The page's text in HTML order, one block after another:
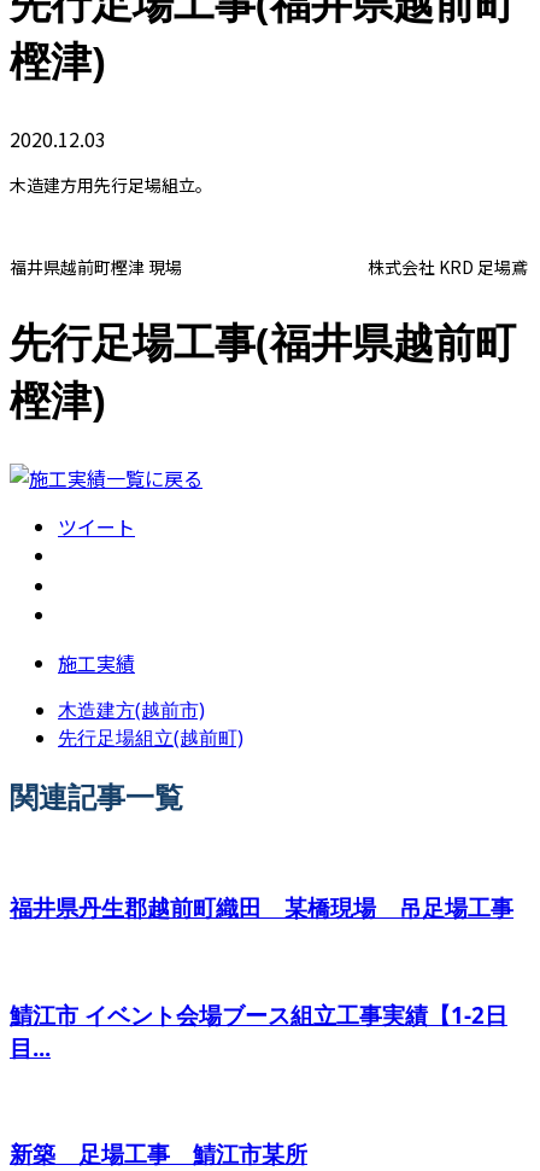
樫津)
2020.12.03
木造建方用先行足場組立。
福井県越前町樫津 現場 株式会社 KRD 足場鳶
先行足場工事(福井県越前町
樫津)
ツイート
施工実績
木造建方(越前市)
先行足場組立(越前町)
関連記事一覧
福井県丹生郡越前町織田 某橋現場 吊足場工事
鯖江市 イベント会場ブース組立工事実績【1-2日
目...
新築 足場工事 鯖江市某所